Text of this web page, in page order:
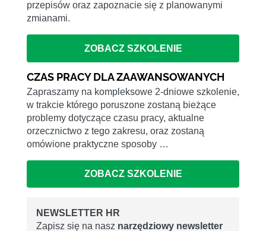
przepisów oraz zapoznacie się z planowanymi
zmianami.
ZOBACZ SZKOLENIE
CZAS PRACY DLA ZAAWANSOWANYCH
Zapraszamy na kompleksowe 2-dniowe szkolenie,
w trakcie którego poruszone zostaną bieżące
problemy dotyczące czasu pracy, aktualne
orzecznictwo z tego zakresu, oraz zostaną
omówione praktyczne sposoby …
ZOBACZ SZKOLENIE
NEWSLETTER HR
Zapisz się na nasz narzędziowy newsletter